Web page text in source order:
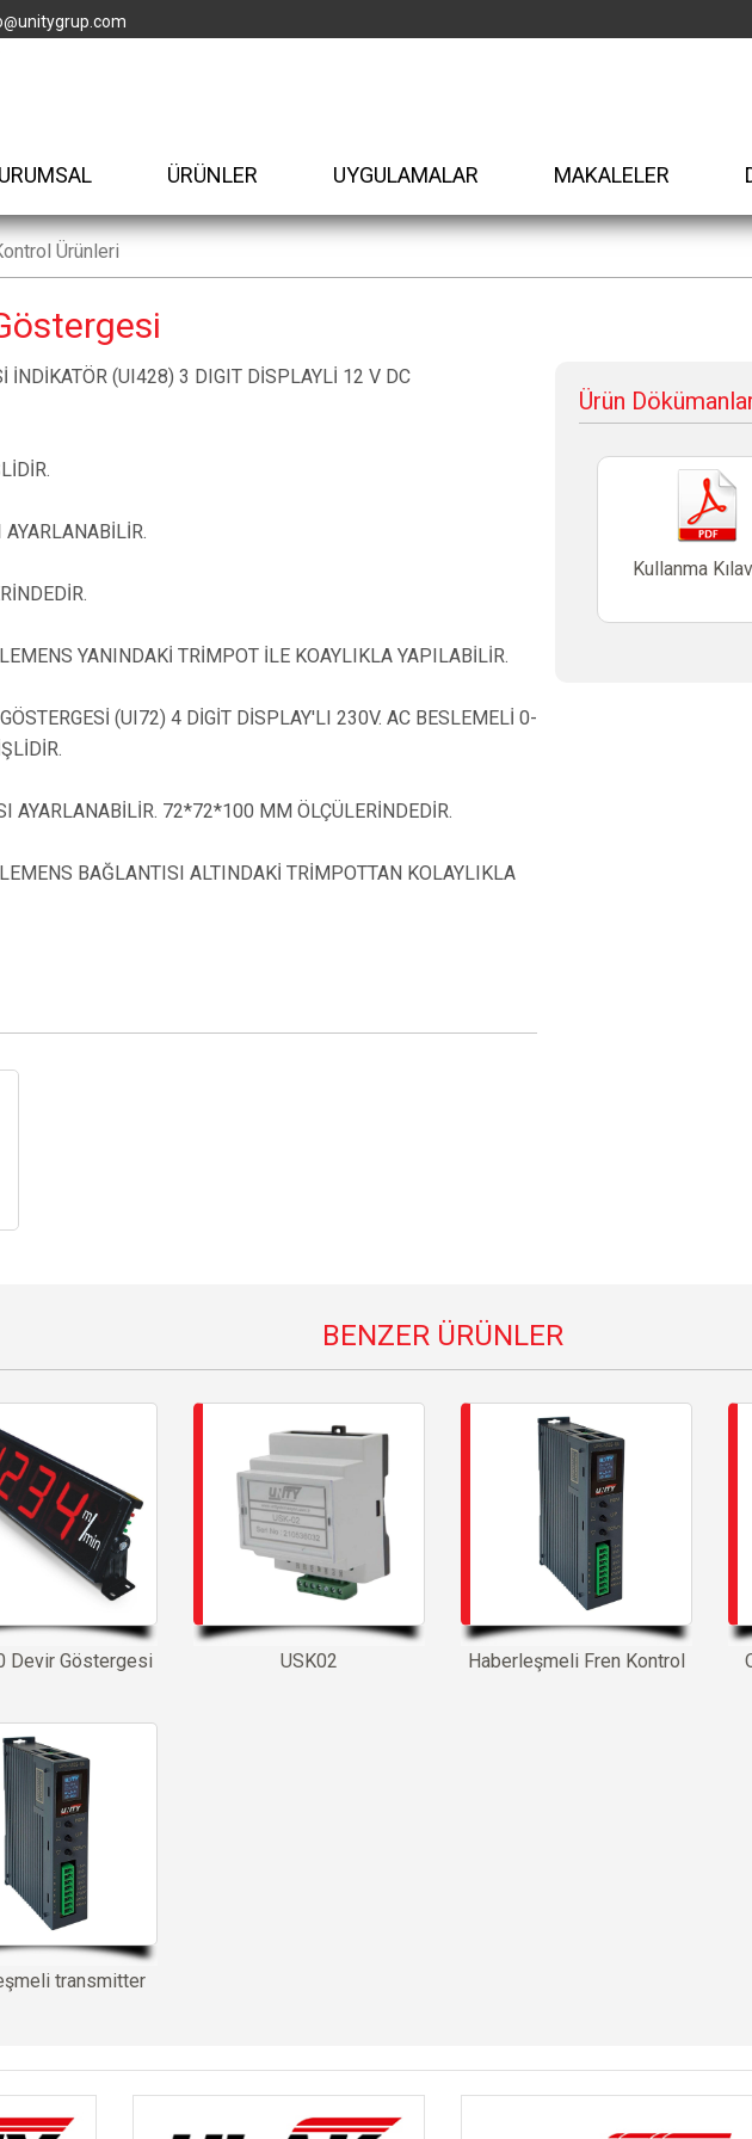
@unitygrup.com
ÜRÜNLER UYGULAMALAR MAKALELER
Ürünleri
İNDİKATÖR (UI428) 3 DIGIT DİSPLAYLİ 12 V DC
YANINDAKİ TRİMPOT İLE KOAYLIKLA YAPILABİLİR.
(UI72) 4 DİGİT DİSPLAY'LI 230V. AC BESLEMELİ 0-
AYARLANABİLİR. 72*72*100 MM ÖLÇÜLERİNDEDİR.
BAĞLANTISI ALTINDAKİ TRİMPOTTAN KOLAYLIKLA
Ürün
Kullanma
BENZER ÜRÜNLER
Devir Göstergesi USK02 Haberleşmeli Fren Kontrol
transmitter